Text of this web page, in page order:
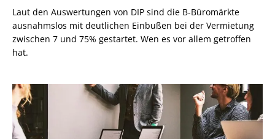
Laut den Auswertungen von DIP sind die B-Büromärkte
ausnahmslos mit deutlichen Einbußen bei der Vermietung
zwischen 7 und 75% gestartet. Wen es vor allem getroffen
hat.